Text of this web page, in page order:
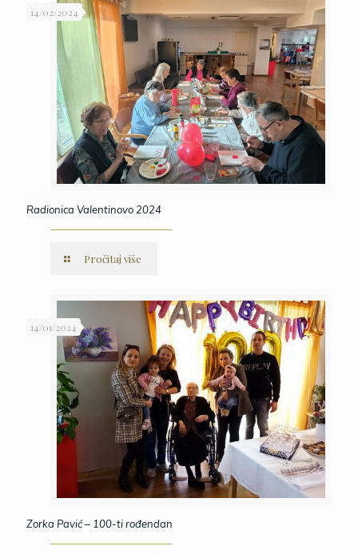
14/02/2024
Radionica Valentinovo 2024
Pročitaj više
14/01/2024
Zorka Pavić – 100-ti rođendan